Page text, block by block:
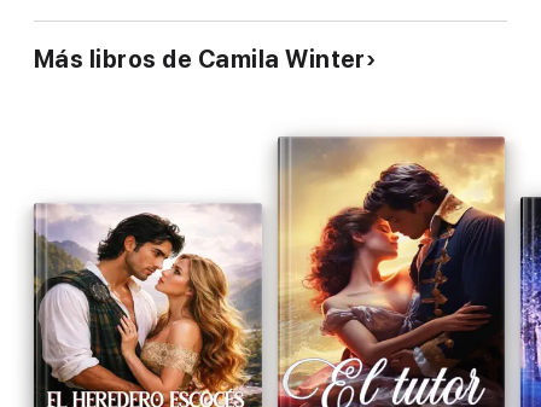
Más libros de Camila Winter